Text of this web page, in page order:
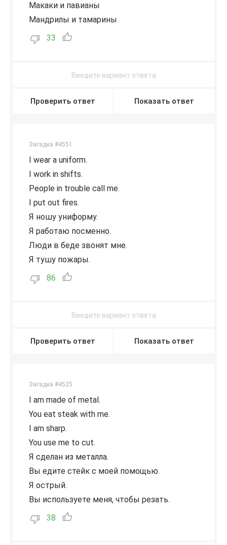
Макаки и павианы
Мандрилы и тамарины
33
Проверить ответ Показать ответ
Загадка #4551
I wear a uniform.
I work in shifts.
People in trouble call me.
I put out fires.
Я ношу униформу.
Я работаю посменно.
Люди в беде звонят мне.
Я тушу пожары.
86
Проверить ответ Показать ответ
Загадка #4525
I am made of metal.
You eat steak with me.
I am sharp.
You use me to cut.
Я сделан из металла.
Вы едите стейк с моей помощью.
Я острый.
Вы используете меня, чтобы резать.
38